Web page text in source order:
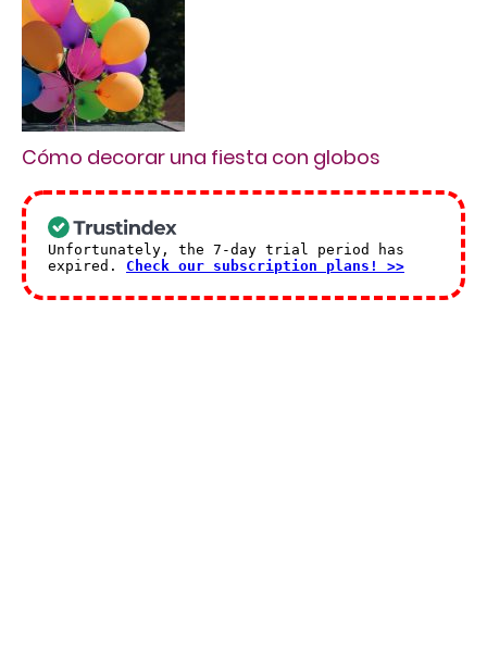
Cómo decorar una fiesta con globos